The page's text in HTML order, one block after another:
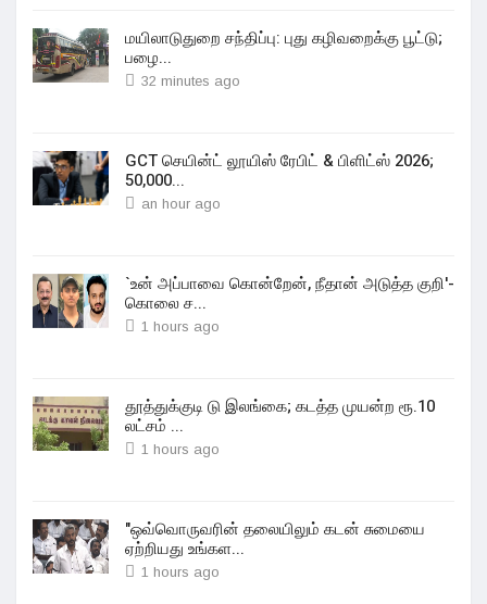
மயிலாடுதுறை சந்திப்பு: புது கழிவறைக்கு பூட்டு;
பழை...
32 minutes ago
GCT செயின்ட் லூயிஸ் ரேபிட் & பிளிட்ஸ் 2026;
50,000...
an hour ago
`உன் அப்பாவை கொன்றேன், நீதான் அடுத்த குறி'-
கொலை ச...
1 hours ago
தூத்துக்குடி டு இலங்கை; கடத்த முயன்ற ரூ.10
லட்சம் ...
1 hours ago
"ஒவ்வொருவரின் தலையிலும் கடன் சுமையை
ஏற்றியது உங்கள...
1 hours ago